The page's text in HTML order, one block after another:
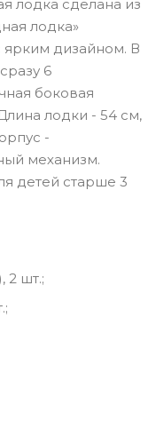
лодка сделана из
лодка»
дизайном. В
6
боковая
лодки - 54 см,
-
механизм.
детей старше 3
2 шт.;